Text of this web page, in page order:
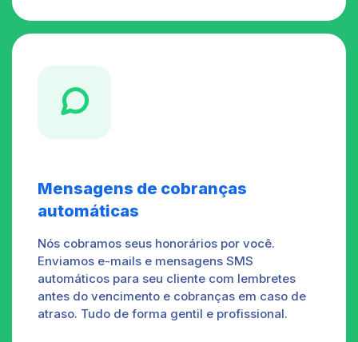

Mensagens de cobranças
automáticas
Nós cobramos seus honorários por você.
Enviamos e-mails e mensagens SMS
automáticos para seu cliente com lembretes
antes do vencimento e cobranças em caso de
atraso. Tudo de forma gentil e profissional.